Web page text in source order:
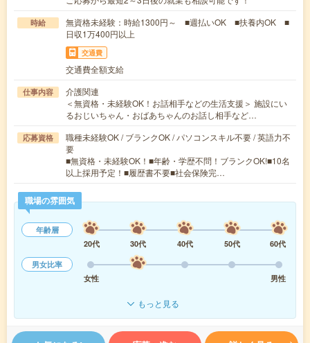
時給
無資格未経験：時給1300円～ ■週払いOK ■扶養内OK ■
日収1万400円以上
交通費
交通費全額支給
仕事内容
介護関連
＜無資格・未経験OK！お話相手などの生活支援＞ 施設にい
るおじいちゃん・おばあちゃんのお話し相手など…
応募資格
職種未経験OK / ブランクOK / パソコンスキル不要 / 英語力不
要
■無資格・未経験OK！■年齢・学歴不問！ブランクOK!■10名
以上採用予定！■履歴書不要■社会保険完…
職場の雰囲気
年齢層
20代
30代 40代 50代
60代
男女比率
女性
男性
もっと見る